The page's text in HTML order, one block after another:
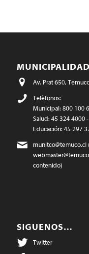
Av. Prat 650,
Teléfonos:
Municipal: 800 100
Salud: 45 324 4000
Educación: 45 297
munitco@temuco.cl
contenido)
SIGUENOS…
Twitter